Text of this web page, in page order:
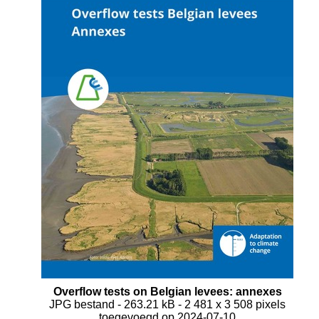
Overflow tests on Belgian levees: annexes
JPG bestand - 263.21 kB - 2 481 x 3 508 pixels